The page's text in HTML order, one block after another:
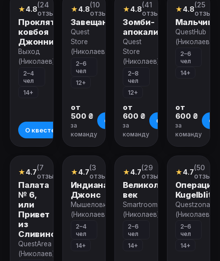
Квест
★4.8(24
отзыва)
Проклятие
ковбоя
Джонни
Выход
(Николаев)
2–4
чел
14+
О квесте
Квест
★4.8(10
отзывов)
Завещание
Quest
Store
(Николаев)
2–6
чел
12+
от
500 ₴
за
команду
О квесте
Квест
★4.8(41
отзыв)
Зомби-
апокалипсис
Quest
Store
(Николаев)
2–8
чел
12+
от
600 ₴
за
команду
О квесте
Квест
★4.8(25
QuestHub
(Николаев)
2–6
чел
14+
от
600 ₴
за
команду
О
Квест
★4.7(7
отзывов)
Палата
№ 6,
или
Привет
из
Сливино
QuestArea
(Николаев)
Квест
★4.7(3
отзыва)
Индиана
Джонс
Мышеловка
(Николаев)
2–4
чел
14+
Квест
★4.7(29
отзывов)
Великолепный
век
Smartroom
(Николаев)
2–6
чел
14+
Квест
★4.7(50
Операция
Kugelblitz
Questzona51
(Николаев)
2–6
чел
14+